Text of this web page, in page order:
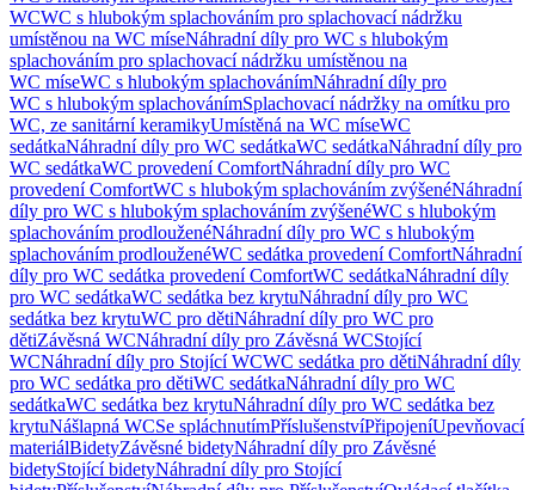
WCWC s hlubokým splachováním pro splachovací nádržku
umístěnou na WC míseNáhradní díly pro WC s hlubokým
splachováním pro splachovací nádržku umístěnou na
WC míseWC s hlubokým splachovánímNáhradní díly pro
WC s hlubokým splachovánímSplachovací nádržky na omítku pro
WC, ze sanitární keramikyUmístěná na WC míseWC
sedátkaNáhradní díly pro WC sedátkaWC sedátkaNáhradní díly pro
WC sedátkaWC provedení ComfortNáhradní díly pro WC
provedení ComfortWC s hlubokým splachováním zvýšenéNáhradní
díly pro WC s hlubokým splachováním zvýšenéWC s hlubokým
splachováním prodlouženéNáhradní díly pro WC s hlubokým
splachováním prodlouženéWC sedátka provedení ComfortNáhradní
díly pro WC sedátka provedení ComfortWC sedátkaNáhradní díly
pro WC sedátkaWC sedátka bez krytuNáhradní díly pro WC
sedátka bez krytuWC pro dětiNáhradní díly pro WC pro
dětiZávěsná WCNáhradní díly pro Závěsná WCStojící
WCNáhradní díly pro Stojící WCWC sedátka pro dětiNáhradní díly
pro WC sedátka pro dětiWC sedátkaNáhradní díly pro WC
sedátkaWC sedátka bez krytuNáhradní díly pro WC sedátka bez
krytuNášlapná WCSe spláchnutímPříslušenstvíPřipojeníUpevňovací
materiálBidetyZávěsné bidetyNáhradní díly pro Závěsné
bidetyStojící bidetyNáhradní díly pro Stojící